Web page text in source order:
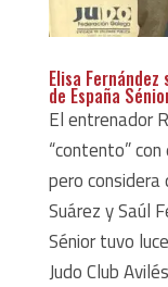
Elisa
de España
El entrenador
“contento”
pero considera
Suárez y Saúl
Sénior tuvo
Judo Club